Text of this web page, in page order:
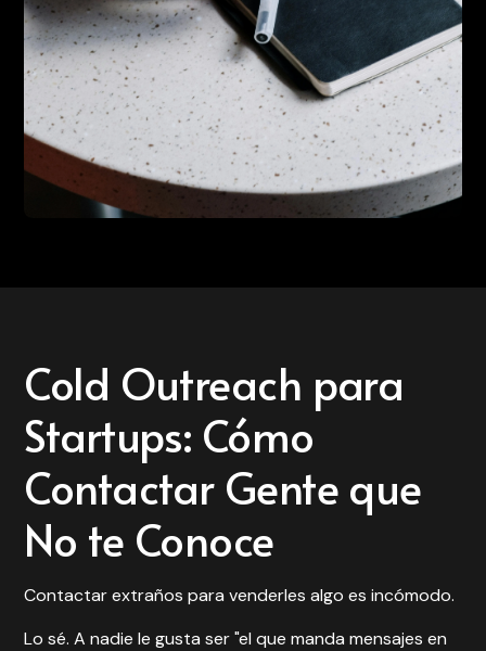
Cold Outreach para
Startups: Cómo
Contactar Gente que
No te Conoce
Contactar extraños para venderles algo es incómodo.
Lo sé. A nadie le gusta ser "el que manda mensajes en